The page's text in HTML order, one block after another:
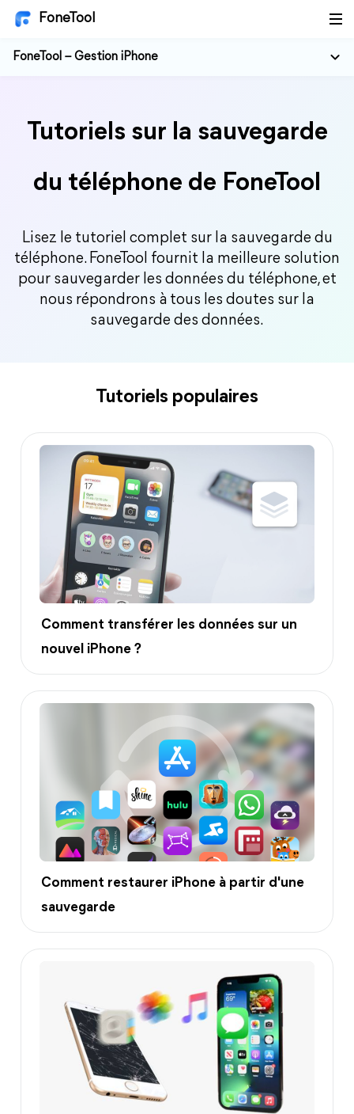
FoneTool
FoneTool – Gestion iPhone
Tutoriels sur la sauvegarde
du téléphone de FoneTool
Lisez le tutoriel complet sur la sauvegarde du
téléphone. FoneTool fournit la meilleure solution
pour sauvegarder les données du téléphone, et
nous répondrons à tous les doutes sur la
sauvegarde des données.
Tutoriels populaires
Comment transférer les données sur un
nouvel iPhone ?
Comment restaurer iPhone à partir d'une
sauvegarde